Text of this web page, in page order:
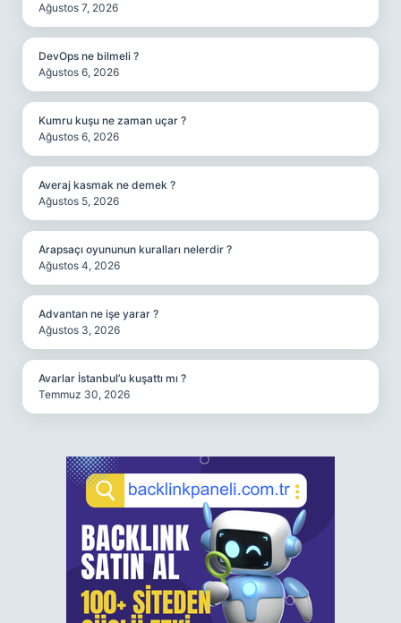
Ağustos 7, 2026
DevOps ne bilmeli ?
Ağustos 6, 2026
Kumru kuşu ne zaman uçar ?
Ağustos 6, 2026
Averaj kasmak ne demek ?
Ağustos 5, 2026
Arapsaçı oyununun kuralları nelerdir ?
Ağustos 4, 2026
Advantan ne işe yarar ?
Ağustos 3, 2026
Avarlar İstanbul’u kuşattı mı ?
Temmuz 30, 2026